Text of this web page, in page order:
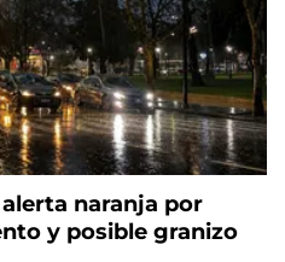
naranja por
y posible granizo